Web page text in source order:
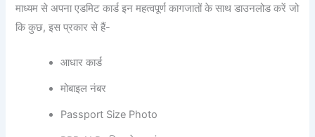
माध्यम से अपना एडमिट कार्ड इन महत्वपूर्ण कागजातों के साथ डाउनलोड करें जो
कि कुछ, इस प्रकार से हैं-
आधार कार्ड
मोबाइल नंबर
Passport Size Photo